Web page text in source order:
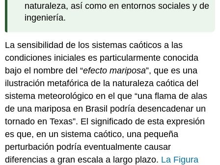
naturaleza, así como en entornos sociales y de
ingeniería.
La sensibilidad de los sistemas caóticos a las
condiciones iniciales es particularmente conocida
bajo el nombre del “efecto mariposa”, que es una
ilustración metafórica de la naturaleza caótica del
sistema meteorológico en el que “una flama de alas
de una mariposa en Brasil podría desencadenar un
tornado en Texas”. El significado de esta expresión
es que, en un sistema caótico, una pequeña
perturbación podría eventualmente causar
diferencias a gran escala a largo plazo. La Figura